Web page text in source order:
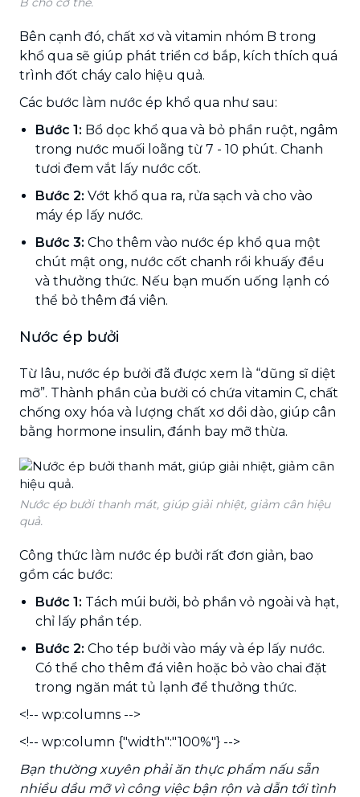
Bên cạnh đó, chất xơ và vitamin nhóm B trong
khổ qua sẽ giúp phát triển cơ bắp, kích thích quá
trình đốt cháy calo hiệu quả.
Các bước làm nước ép khổ qua như sau:
Bước 1: Bổ dọc khổ qua và bỏ phần ruột, ngâm
trong nước muối loãng từ 7 - 10 phút. Chanh
tươi đem vắt lấy nước cốt.
Bước 2: Vớt khổ qua ra, rửa sạch và cho vào
máy ép lấy nước.
Bước 3: Cho thêm vào nước ép khổ qua một
chút mật ong, nước cốt chanh rồi khuấy đều
và thưởng thức. Nếu bạn muốn uống lạnh có
thể bỏ thêm đá viên.
Nước ép bưởi
Từ lâu, nước ép bưởi đã được xem là “dũng sĩ diệt
mỡ”. Thành phần của bưởi có chứa vitamin C, chất
chống oxy hóa và lượng chất xơ dồi dào, giúp cân
bằng hormone insulin, đánh bay mỡ thừa.
Nước ép bưởi thanh mát, giúp giải nhiệt, giảm cân hiệu
quả.
Công thức làm nước ép bưởi rất đơn giản, bao
gồm các bước:
Bước 1: Tách múi bưởi, bỏ phần vỏ ngoài và hạt,
chỉ lấy phần tép.
Bước 2: Cho tép bưởi vào máy và ép lấy nước.
Có thể cho thêm đá viên hoặc bỏ vào chai đặt
trong ngăn mát tủ lạnh để thưởng thức.
<!-- wp:columns -->
<!-- wp:column {"width":"100%"} -->
Bạn thường xuyên phải ăn thực phẩm nấu sẵn
nhiều dầu mỡ vì công việc bận rộn và dẫn tới tình